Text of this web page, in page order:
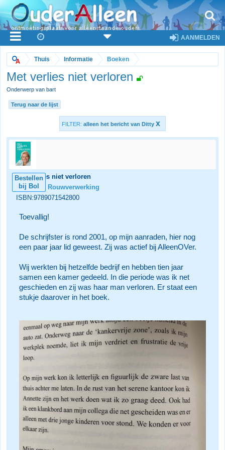
AANMELDEN
Thuis Informatie Boeken
Met verlies niet verloren
Onderwerp van bart
Terug naar de lijst
FILTER: alleen het bericht van Ditty x
Bestellen
bij Bol
Met verlies niet verloren
Categorie:
Rouwverwerking
ISBN:9789071542800
Toevallig!
De schrijfster is rond 2001, op mijn aanraden, hier nog
een paar jaar lid geweest. Zij was actief bij AlleenOVer.
Wij werkten bij hetzelfde bedrijf en hebben tien jaar
samen een kamer gedeeld. In die periode was ik net
geschieden en zij was haar man verloren. Er staat een
stukje daarover in het boek.